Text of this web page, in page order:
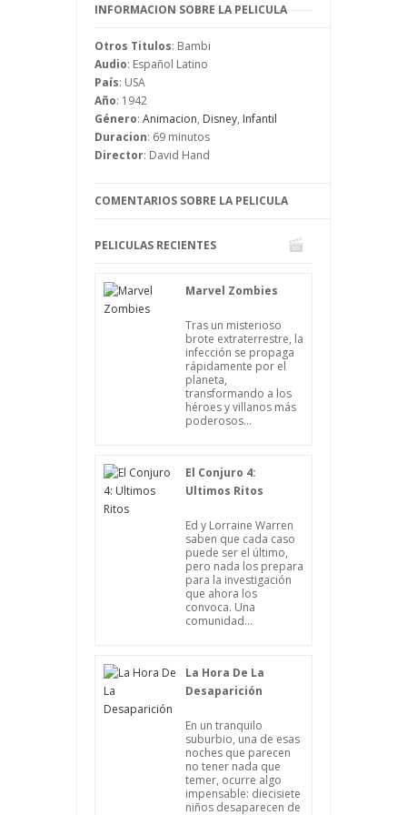
no sólo se reduce a jugar y será Búho el
a recibir un golpe muy duro cuando
pierde a un ser muy querido.
Tendrá que madurar pronto y seguir su
camino, pues la vida no es más que eso,
seguir sin importar lo que ocurra.
INFORMACION SOBRE LA PELICULA
Otros Titulos: Bambi
Audio: Español Latino
País: USA
Año: 1942
Género: Animacion, Disney, Infantil
Duracion: 69 minutos
Director: David Hand
COMENTARIOS SOBRE LA PELICULA
PELICULAS RECIENTES
Marvel Zombies
Tras un misterioso
brote extraterrestre, la
infección se propaga
rápidamente por el
planeta,
transformando a los
héroes y villanos más
poderosos...
El Conjuro 4:
Ultimos Ritos
Ed y Lorraine Warren
saben que cada caso
puede ser el último,
pero nada los prepara
para la investigación
que ahora los
convoca. Una
comunidad...
La Hora De La
Desaparición
En un tranquilo
suburbio, una de esas
noches que parecen
no tener nada que
temer, ocurre algo
impensable: diecisiete
niños desaparecen de